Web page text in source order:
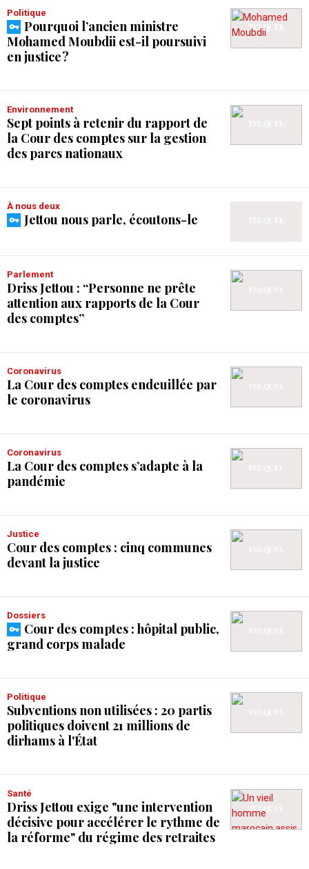
Politique
Pourquoi l’ancien ministre
Mohamed Moubdii est-il poursuivi
en justice ?
Environnement
Sept points à retenir du rapport de
la Cour des comptes sur la gestion
des parcs nationaux
À nous deux
Jettou nous parle, écoutons-le
Parlement
Driss Jettou : “Personne ne prête
attention aux rapports de la Cour
des comptes”
Coronavirus
La Cour des comptes endeuillée par
le coronavirus
Coronavirus
La Cour des comptes s’adapte à la
pandémie
Justice
Cour des comptes : cinq communes
devant la justice
Dossiers
Cour des comptes : hôpital public,
grand corps malade
Politique
Subventions non utilisées : 20 partis
politiques doivent 21 millions de
dirhams à l'État
Santé
Driss Jettou exige "une intervention
décisive pour accélérer le rythme de
la réforme" du régime des retraites